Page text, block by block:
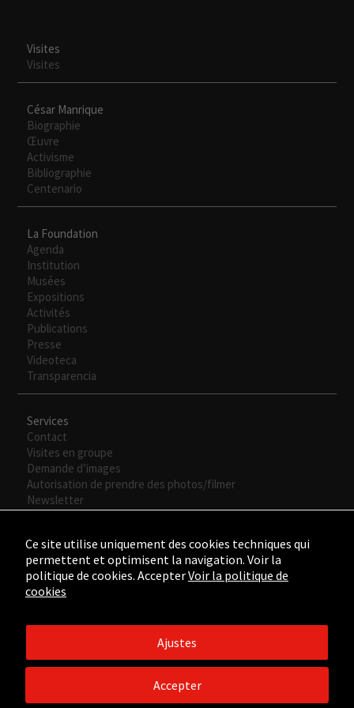
Visites
Visites
César Manrique
Biographie
Œuvre
Activisme
Bibliographie
Centenario
La Foundation
Agenda
Institution
Musées
Expositions
Activités
Publications
Presse
Videoteca
Transparencia
Services
Contact
Visites en groupe
Demande d’images
Autorisation de prendre des photos/filmer
Newsletter
©2015 - ©2026 Fundación César Manrique. Todos los derechos
Política de Privacidad/Política de Cookies
web
Ce site utilise uniquement des cookies techniques qui
permettent et optimisent la navigation. Voir la
politique de cookies. AccepterVoir la politique de
cookies
Ajustes
Accepter
rechaza estas